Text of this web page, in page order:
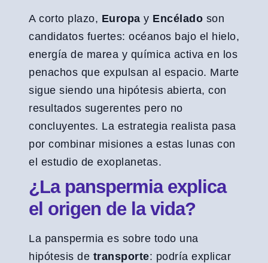
A corto plazo, Europa y Encélado son
candidatos fuertes: océanos bajo el hielo,
energía de marea y química activa en los
penachos que expulsan al espacio. Marte
sigue siendo una hipótesis abierta, con
resultados sugerentes pero no
concluyentes. La estrategia realista pasa
por combinar misiones a estas lunas con
el estudio de exoplanetas.
¿La panspermia explica
el origen de la vida?
La panspermia es sobre todo una
hipótesis de transporte: podría explicar